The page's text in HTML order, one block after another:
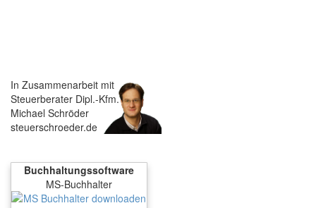
In Zusammenarbeit mit
Steuerberater Dipl.-Kfm.
Michael Schröder
steuerschroeder.de
Buchhaltungssoftware
MS-Buchhalter